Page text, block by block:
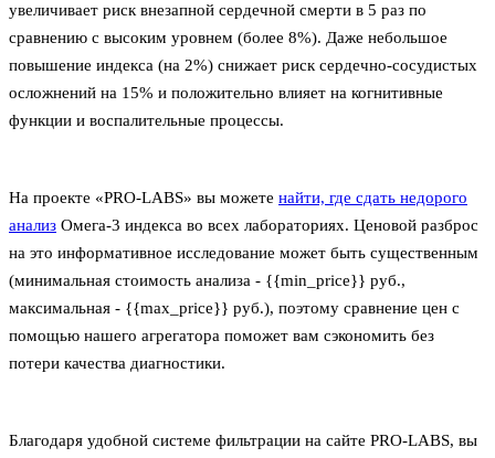
увеличивает риск внезапной сердечной смерти в 5 раз по
сравнению с высоким уровнем (более 8%). Даже небольшое
повышение индекса (на 2%) снижает риск сердечно-сосудистых
осложнений на 15% и положительно влияет на когнитивные
функции и воспалительные процессы.
На проекте «PRO-LABS» вы можете найти, где сдать недорого
анализ Омега-3 индекса во всех лабораториях. Ценовой разброс
на это информативное исследование может быть существенным
(минимальная стоимость анализа - {{min_price}} руб.,
максимальная - {{max_price}} руб.), поэтому сравнение цен с
помощью нашего агрегатора поможет вам сэкономить без
потери качества диагностики.
Благодаря удобной системе фильтрации на сайте PRO-LABS, вы